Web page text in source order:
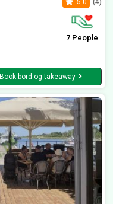
5.0 (4)
7 People
Book bord og takeaway